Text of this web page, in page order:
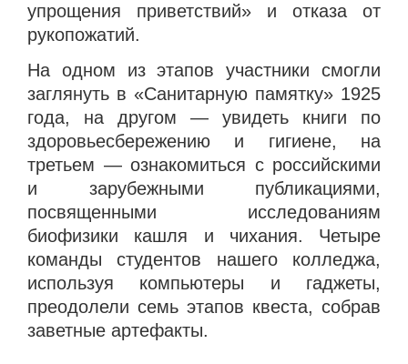
упрощения приветствий» и отказа от
рукопожатий.
На одном из этапов участники смогли
заглянуть в «Санитарную памятку» 1925
года, на другом — увидеть книги по
здоровьесбережению и гигиене, на
третьем — ознакомиться с российскими
и зарубежными публикациями,
посвященными исследованиям
биофизики кашля и чихания. Четыре
команды студентов нашего колледжа,
используя компьютеры и гаджеты,
преодолели семь этапов квеста, собрав
заветные артефакты.